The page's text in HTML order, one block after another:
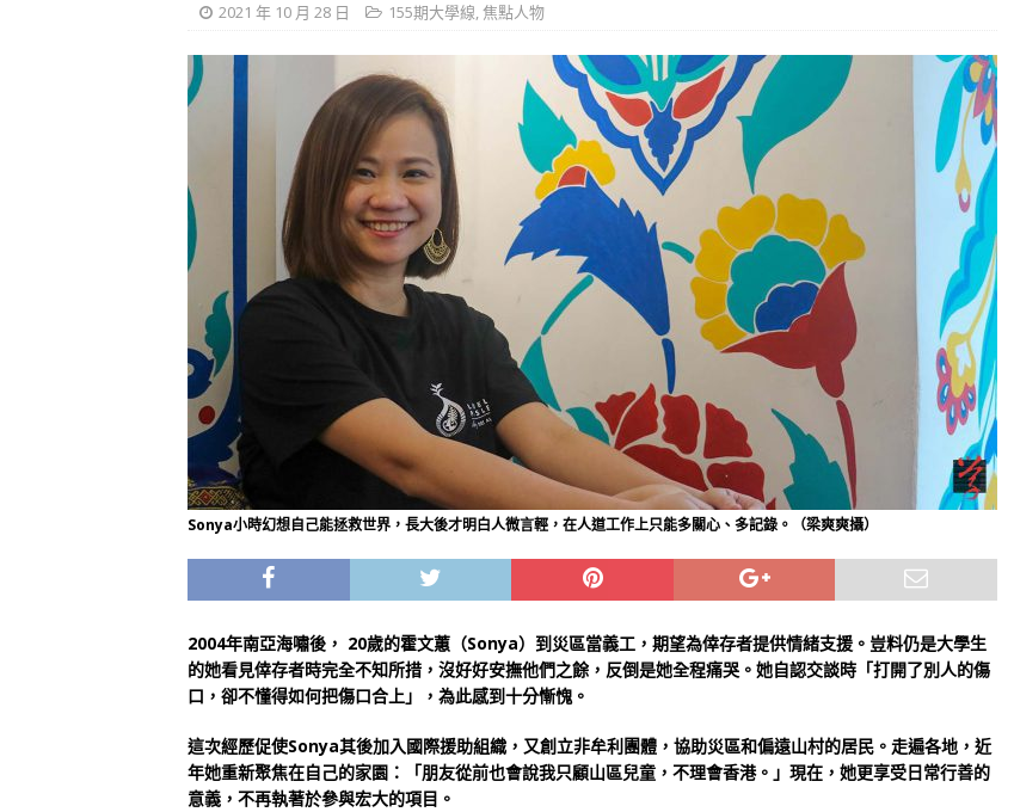
2021 年 10 月 28 日 155期大學線,焦點人物
Sonya小時幻想自己能拯救世界，長大後才明白人微言輕，在人道工作上只能多關心、多記錄。（梁爽爽攝）
2004年南亞海嘯後， 20歲的霍文蕙（Sonya）到災區當義工，期望為倖存者提供情緒支援。豈料仍是大學生
的她看見倖存者時完全不知所措，沒好好安撫他們之餘，反倒是她全程痛哭。她自認交談時「打開了別人的傷
口，卻不懂得如何把傷口合上」，為此感到十分慚愧。
這次經歷促使Sonya其後加入國際援助組織，又創立非牟利團體，協助災區和偏遠山村的居民。走遍各地，近
年她重新聚焦在自己的家園：「朋友從前也會說我只顧山區兒童，不理會香港。」現在，她更享受日常行善的
意義，不再執著於參與宏大的項目。